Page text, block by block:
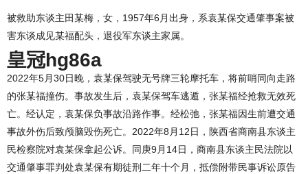
被救助东谈主田某梅，女，1957年6月出身，系袁某保交通肇事案被
害东谈成见某福配头，退役军东谈主家属。
皇冠hg86a
2022年5月30日晚，袁某保驾驶无号牌三轮摩托车，将前哨同向走路
的张某福撞伤。事故发生后，袁某保驾车逃遁，张某福经抢救无效死
亡。经认定，袁某保负事故沿路作事。经松弛，张某福因生前遭交通
事故外伤后致颅脑毁伤死亡。2022年8月12日，陕西省商南县东谈主
民检察院对袁某保拿起公诉。同庚9月14日，商南县东谈主民法院以
交通肇事罪判处袁某保有期徒刑二年十个月，抵偿附带民事诉讼原告